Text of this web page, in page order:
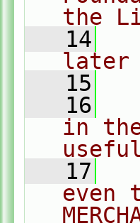
the
   14
later
   15
   16
in
   17
even